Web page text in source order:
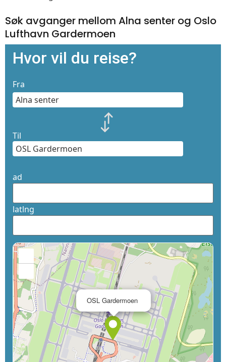
Søk avganger mellom Alna senter og Oslo
Lufthavn Gardermoen
Hvor vil du reise?
Fra
Til
ad
latlng
OSL Gardermoen